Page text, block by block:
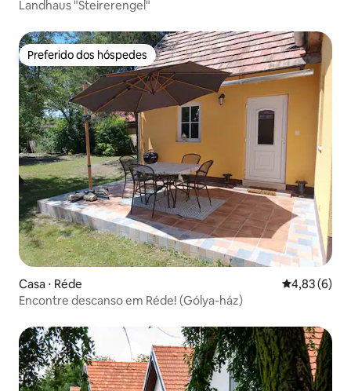
Landhaus "Steirerengel"
Preferido dos hóspedes
Preferido dos hóspedes
Casa ⋅ Réde 4,83 de uma
4,83 (6)
Encontre descanso em Réde! (Gólya-ház)